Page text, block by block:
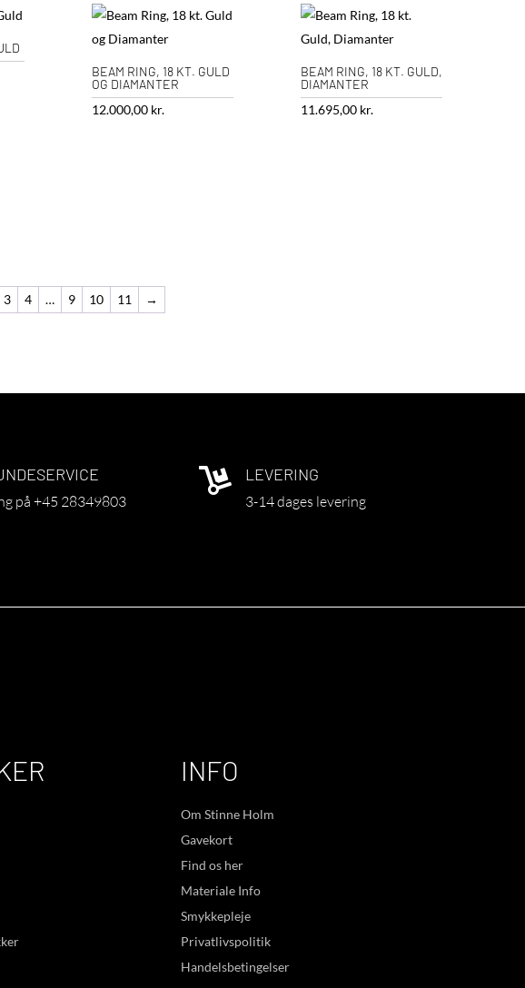
BEAM RING, 18 KT. GULD
OG DIAMANTER
12.000,00 kr.
BEAM RING, 18 KT. GULD,
DIAMANTER
11.695,00 kr.
3 4 … 9 10 11 →
på +45 28349803
 LEVERING
3-14 dages levering
INFO
Om Stinne Holm
Gavekort
Find os her
Materiale Info
Smykkepleje
Privatlivspolitik
Handelsbetingelser